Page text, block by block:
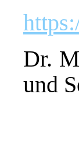
Dr.
und